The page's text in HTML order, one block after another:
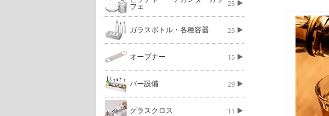
フェ 25
ガラスボトル・各種容器 25
オープナー 15
バー設備 29
グラスクロス 11